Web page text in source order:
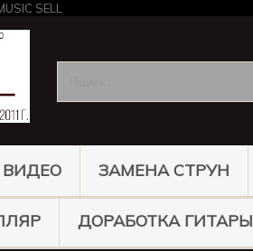
ВИДЕО ЗАМЕНА СТРУН
ДОРАБОТКА ГИТАРЫ